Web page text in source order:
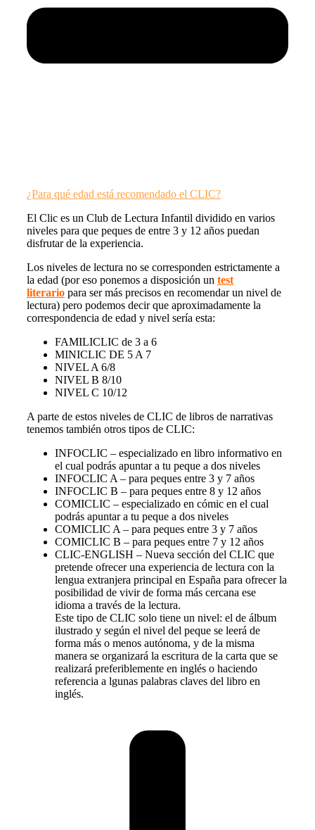
¿Para qué edad está recomendado el CLIC?
El Clic es un Club de Lectura Infantil dividido en varios
niveles para que peques de entre 3 y 12 años puedan
disfrutar de la experiencia.
Los niveles de lectura no se corresponden estrictamente a
la edad (por eso ponemos a disposición un test
literario para ser más precisos en recomendar un nivel de
lectura) pero podemos decir que aproximadamente la
correspondencia de edad y nivel sería esta:
FAMILICLIC de 3 a 6
MINICLIC DE 5 A 7
NIVEL A 6/8
NIVEL B 8/10
NIVEL C 10/12
A parte de estos niveles de CLIC de libros de narrativas
tenemos también otros tipos de CLIC:
INFOCLIC – especializado en libro informativo en
el cual podrás apuntar a tu peque a dos niveles
INFOCLIC A – para peques entre 3 y 7 años
INFOCLIC B – para peques entre 8 y 12 años
COMICLIC – especializado en cómic en el cual
podrás apuntar a tu peque a dos niveles
COMICLIC A – para peques entre 3 y 7 años
COMICLIC B – para peques entre 7 y 12 años
CLIC-ENGLISH – Nueva sección del CLIC que
pretende ofrecer una experiencia de lectura con la
lengua extranjera principal en España para ofrecer la
posibilidad de vivir de forma más cercana ese
idioma a través de la lectura.
Este tipo de CLIC solo tiene un nivel: el de álbum
ilustrado y según el nivel del peque se leerá de
forma más o menos autónoma, y de la misma
manera se organizará la escritura de la carta que se
realizará preferiblemente en inglés o haciendo
referencia a lgunas palabras claves del libro en
inglés.